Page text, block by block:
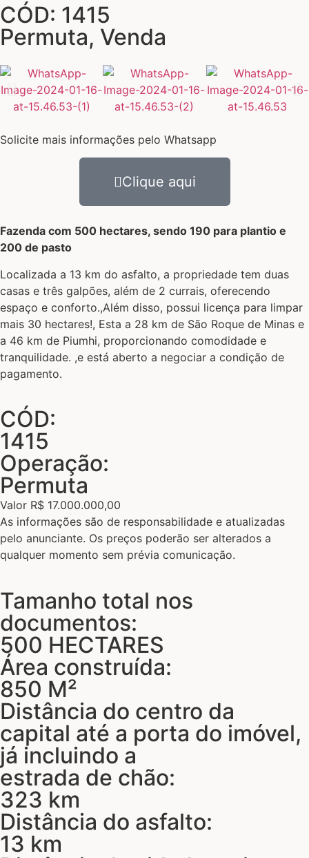
CÓD: 1415
Permuta, Venda
Solicite mais informações pelo Whatsapp
Clique aqui
Fazenda com 500 hectares, sendo 190 para plantio e
200 de pasto
Localizada a 13 km do asfalto, a propriedade tem duas
casas e três galpões, além de 2 currais, oferecendo
espaço e conforto.,Além disso, possui licença para limpar
mais 30 hectares!, Esta a 28 km de São Roque de Minas e
a 46 km de Piumhi, proporcionando comodidade e
tranquilidade. ,e está aberto a negociar a condição de
pagamento.
CÓD:
1415
Operação:
Permuta
Valor R$ 17.000.000,00
As informações são de responsabilidade e atualizadas
pelo anunciante. Os preços poderão ser alterados a
qualquer momento sem prévia comunicação.
Tamanho total nos
documentos:
500 HECTARES
Área construída:
850 M²
Distância do centro da
capital até a porta do imóvel,
já incluindo a
estrada de chão:
323 km
Distância do asfalto:
13 km